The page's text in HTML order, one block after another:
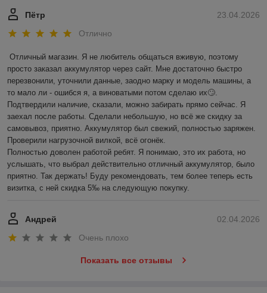
23.04.2026
Пётр
Отлично
Отличный магазин. Я не любитель общаться вживую, поэтому
просто заказал аккумулятор через сайт. Мне достаточно быстро
перезвонили, уточнили данные, заодно марку и модель машины, а
то мало ли - ошибся я, а виноватыми потом сделаю их🙄.
Подтвердили наличие, сказали, можно забирать прямо сейчас. Я
заехал после работы. Сделали небольшую, но всё же скидку за
самовывоз, приятно. Аккумулятор был свежий, полностью заряжен.
Проверили нагрузочной вилкой, всё огонёк.
Полностью доволен работой ребят. Я понимаю, это их работа, но
услышать, что выбрал действительно отличный аккумулятор, было
приятно. Так держать! Буду рекомендовать, тем более теперь есть
визитка, с ней скидка 5‰ на следующую покупку.
02.04.2026
Андрей
Очень плохо
Показать все отзывы